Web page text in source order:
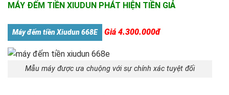
MÁY ĐẾM TIỀN XIUDUN PHÁT HIỆN TIỀN GIẢ
Máy đếm tiền Xiudun 668E Giá 4.300.000đ
Mẫu máy được ưa chuộng với sự chính xác tuyệt đối